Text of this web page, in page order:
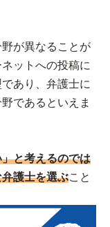
が異なることが
ットへの投稿に
あり、弁護士に
であるといえま
と考えるのでは
護士を選ぶこと